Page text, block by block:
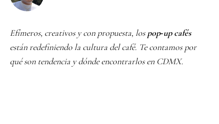
Efímeros, creativos y con propuesta, lospop‑up cafés
están redefiniendo la cultura del café. Te contamos por
qué son tendencia y dónde encontrarlos en CDMX.